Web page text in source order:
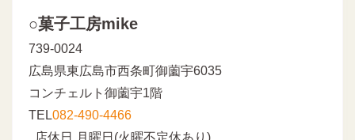
○菓子工房mike
739-0024
広島県東広島市西条町御薗宇6035
コンチェルト御薗宇1階
TEL082-490-4466
店休日 月曜日(火曜不定休あり)